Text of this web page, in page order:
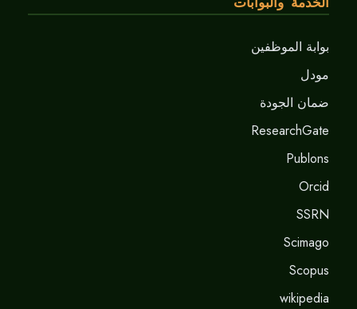
الخدمة والبوابات
بوابة الموظفين
مودل
ضمان الجودة
ResearchGate
Publons
Orcid
SSRN
Scimago
Scopus
wikipedia